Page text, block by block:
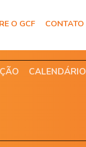
O GCF CONTATO
CALENDÁRIO